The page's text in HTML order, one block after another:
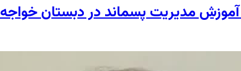
آموزش مدیریت پسماند در دبستان